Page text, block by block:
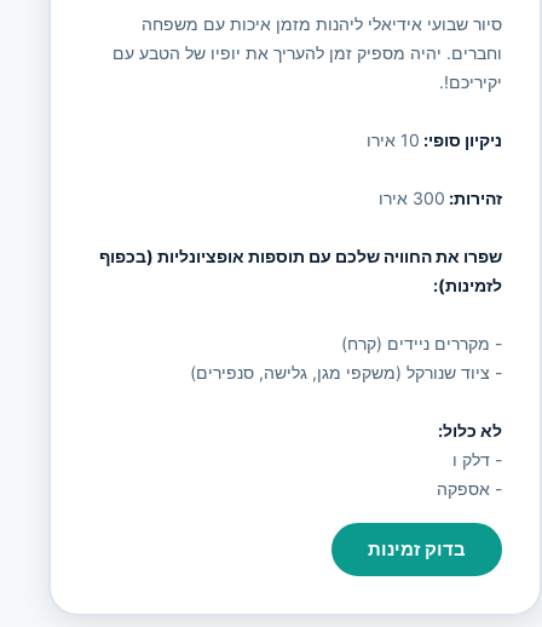
סיור שבועי אידיאלי ליהנות מזמן איכות עם משפחה
וחברים. יהיה מספיק זמן להעריך את יופיו של הטבע עם
יקיריכם!.
ניקיון סופי: 10 אירו
זהירות: 300 אירו
שפרו את החוויה שלכם עם תוספות אופציונליות (בכפוף
לזמינות):
- מקררים ניידים (קרח)
- ציוד שנורקל (משקפי מגן, גלישה, סנפירים)
לא כלול:
- דלק ו
- אספקה
בדוק זמינות